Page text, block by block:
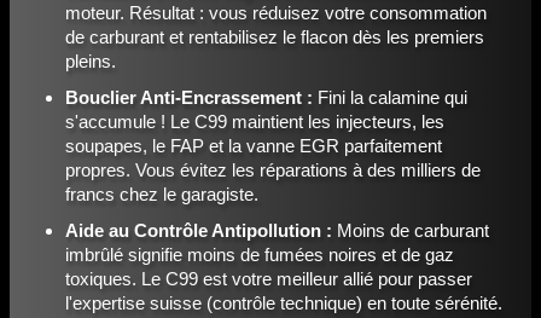
moteur. Résultat : vous réduisez votre consommation
de carburant et rentabilisez le flacon dès les premiers
pleins.
Bouclier Anti-Encrassement : Fini la calamine qui
s'accumule ! Le C99 maintient les injecteurs, les
soupapes, le FAP et la vanne EGR parfaitement
propres. Vous évitez les réparations à des milliers de
francs chez le garagiste.
Aide au Contrôle Antipollution : Moins de carburant
imbrûlé signifie moins de fumées noires et de gaz
toxiques. Le C99 est votre meilleur allié pour passer
l'expertise suisse (contrôle technique) en toute sérénité.